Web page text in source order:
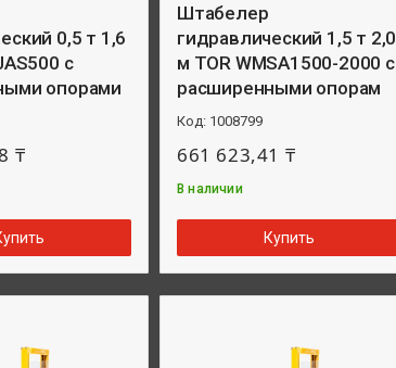
0,5 т 1,6
с
опорами
₸
Штабелер
гидравлический 1,5 т 2,0
м TOR WMSA1500-2000 с
расширенными опорам
1008799
661 623,41 ₸
В наличии
Купить